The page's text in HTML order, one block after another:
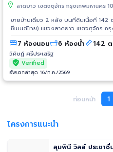
ลาดยาว เขตจตุจักร กรุงเทพมหานคร
ขายบ้านเดี่ยว 2 หลัง บนที่ดินเนื้อที่ 142 ตารางวา ซอยรัชดาภิเษ
ซีเมนต์ไทย) แขวงลาดยาว เขตจตุจักร กรุงเทพฯ จากปากซอยเข้าไปประมาณ
250 เมตร หน้าบ้านหันทางทิศตะวันตกเฉียงใต้ ที่ดินหน้ากว้าง 15 เม
เมตร พื้นที่ใช้สอย 568 ตารางเมตร มีสว
บ้านจอดรถยนต์ได้ 5 คัน บ้านด้านหน้าชั้นเดีย
เล่น ห้องทำงาน ห้องรับแขก ห้องครัว และเครื่องปรับอากาศ 6 เครื่อง บ้านด้าน
หลังเป็นบ้านสองชั้นสไตล์อังกฤษ TUDOR 4 ห้องนอน 2 ห้องน้ำ ห้องรับแขก
ห้องนั่งเล่น ห้องครัว และเครื่องปรับอากาศ 6 เครื่อง ทำเลรัชวิภา ใกล้จุดขึ้นลง
เกษมราษฎร์ ประชาชื่น ราคาขาย
สนใจโทร. 081-2702525 วิศิษฏ์ Line ID
7 ห้องนอน 6 ห้องน้ำ 142
วิศิษฏ์ ศรีประเสริฐ
Verified
อัพเดทล่าสุด 16/ก.ค./2569
ก่อนหน้า 1
โครงการแนะนำ
ลุมพินี วิลล์ ประชา